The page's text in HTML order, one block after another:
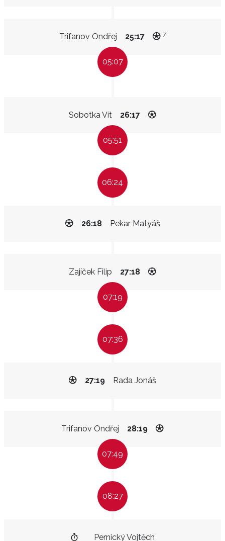
Trifanov Ondřej 25:17 7
05:07
Sobotka Vít 26:17
05:51
06:24
Pekar Matyáš
26:18
Zajíček Filip 27:18
07:19
07:36
Rada Jonáš
27:19
Trifanov Ondřej 28:19
07:49
08:27
Pernický Vojtěch